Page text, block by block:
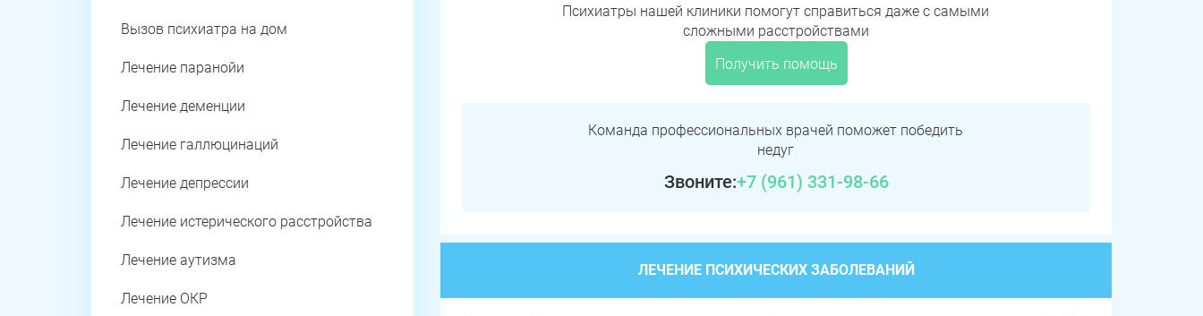
Психиатры нашей клиники помогут справиться даже с самыми
сложными расстройствами
Получить помощь
Команда профессиональных врачей поможет победить
недуг
Звоните:+7 (961) 331-98-66
ЛЕЧЕНИЕ ПСИХИЧЕСКИХ ЗАБОЛЕВАНИЙ
Вызов психиатра на дом
Лечение паранойи
Лечение деменции
Лечение галлюцинаций
Лечение депрессии
Лечение истерического расстройства
Лечение аутизма
Лечение ОКР